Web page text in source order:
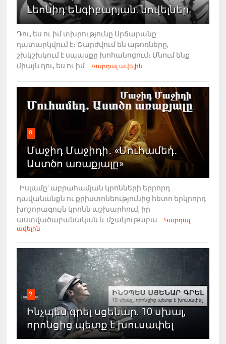
Լեոնիդ Ենգիբարյան. նովելներ
Դու, ես ու իմ տխրությունը Սրճարանը
դատարկվում է։ Շարժվում են աթոռները,
շխկշխկում է սպասքը խոհանոցում։ Մնում ենք
միայն դու, ես ու իմ...
Կարդալ ավելին
8
Մաջիդ Մաջիդի․ «Մուհամեդ․
Աստծո առաքյալը»
Իսլամը՝ աբրահամյան կրոնների երրորդ
դավանանքն ու քրիստոնեությունից հետո երկրորդ
խոշորագույն կրոնն աշխարհում, իր
աստվածաբանական և մշակութաբա...
Կարդալ
ավելին
9
Ինչպես գրել սցենար. 10 սխալ,
որոնցից պետք է խուսափել